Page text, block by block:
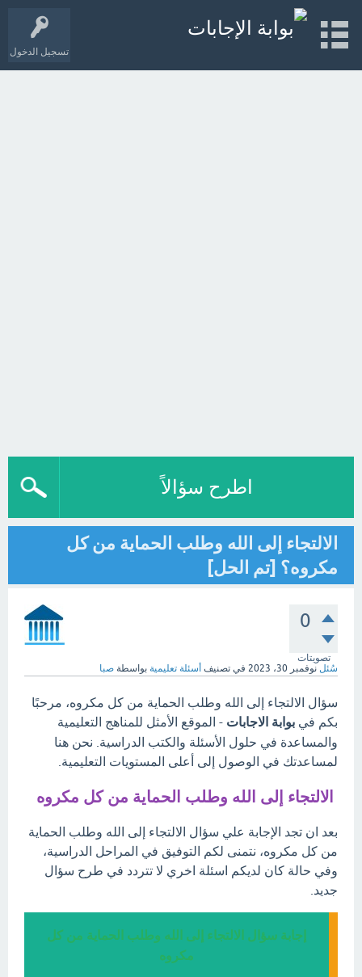
تسجيل الدخول
اطرح سؤالاً
الالتجاء إلى الله وطلب الحماية من كل
مكروه؟ [تم الحل]
0
تصويتات
سُئل نوفمبر 30، 2023 في تصنيف أسئلة تعليمية بواسطة صبا
سؤال الالتجاء إلى الله وطلب الحماية من كل مكروه، مرحبًا
بكم في بوابة الاجابات - الموقع الأمثل للمناهج التعليمية
والمساعدة في حلول الأسئلة والكتب الدراسية. نحن هنا
لمساعدتك في الوصول إلى أعلى المستويات التعليمية.
الالتجاء إلى الله وطلب الحماية من كل مكروه
بعد ان تجد الإجابة علي سؤال الالتجاء إلى الله وطلب الحماية
من كل مكروه، نتمنى لكم التوفيق في المراحل الدراسية،
وفي حالة كان لديكم اسئلة اخري لا تتردد في طرح سؤال
جديد.
إجابة سؤال الالتجاء إلى الله وطلب الحماية من كل
مكروه